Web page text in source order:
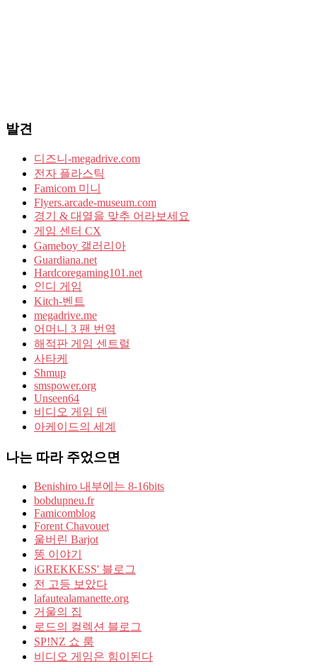
발견
디즈니-megadrive.com
전자 플라스틱
Famicom 미니
Flyers.arcade-museum.com
경기 & 대열을 맞추 어라보세요
게임 센터 CX
Gameboy 갤러리아
Guardiana.net
Hardcoregaming101.net
인디 게임
Kitch-벤트
megadrive.me
어머니 3 팬 번역
해적판 게임 센트럴
사타케
Shmup
smspower.org
Unseen64
비디오 게임 덴
아케이드의 세계
나는 따라 주었으면
Benishiro 내부에는 8-16bits
bobdupneu.fr
Famicomblog
Forent Chavouet
울버린 Barjot
똥 이야기
iGREKKESS' 블로그
전 고등 보았다
lafautealamanette.org
거울의 집
로드의 컬렉션 블로그
SP!NZ 쇼 룸
비디오 게임은 힘이된다